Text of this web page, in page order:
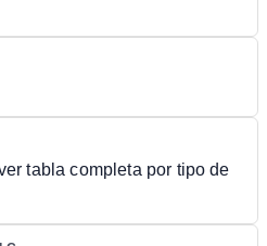
tabla completa por tipo de